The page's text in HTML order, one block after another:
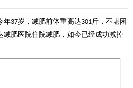
年37岁，减肥前体重高达301斤， 不堪困
减肥医院住院减肥，如今已经成功减掉